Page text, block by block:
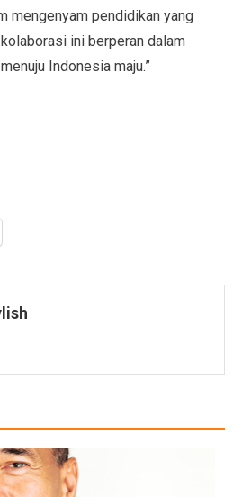
mengenyam pendidikan yang
ini berperan dalam
Indonesia maju.”